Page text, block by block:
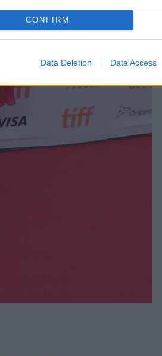
CONFIRM
Data Deletion Data Access